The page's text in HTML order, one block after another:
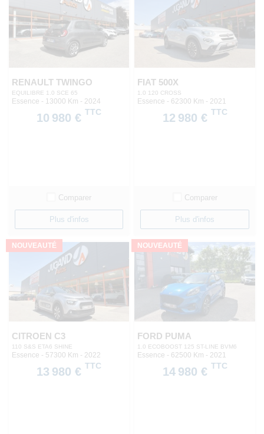
RENAULT TWINGO
EQUILIBRE 1.0 SCE 65
Essence - 13000 Km - 2024
10 980 € TTC
Comparer
Plus d'infos
FIAT 500X
1.0 120 CROSS
Essence - 62300 Km - 2021
12 980 € TTC
Comparer
Plus d'infos
NOUVEAUTÉ
CITROEN C3
110 S&S ETA6 SHINE
Essence - 57300 Km - 2022
13 980 € TTC
NOUVEAUTÉ
FORD PUMA
1.0 ECOBOOST 125 ST-LINE BVM6
Essence - 62500 Km - 2021
14 980 € TTC